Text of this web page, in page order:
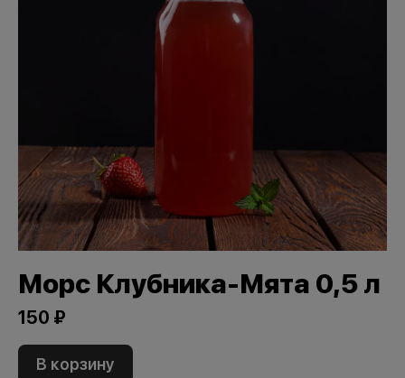
Морс Клубника-Мята 0,5 л
150 ₽
В корзину